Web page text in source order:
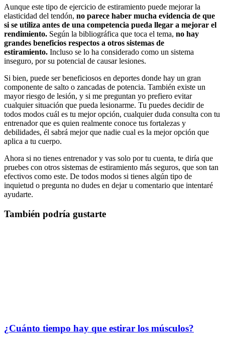
Aunque este tipo de ejercicio de estiramiento puede mejorar la
elasticidad del tendón, no parece haber mucha evidencia de que
si se utiliza antes de una competencia pueda llegar a mejorar el
rendimiento. Según la bibliográfica que toca el tema, no hay
grandes beneficios respectos a otros sistemas de
estiramiento. Incluso se lo ha considerado como un sistema
inseguro, por su potencial de causar lesiones.
Si bien, puede ser beneficiosos en deportes donde hay un gran
componente de salto o zancadas de potencia. También existe un
mayor riesgo de lesión, y si me preguntan yo prefiero evitar
cualquier situación que pueda lesionarme. Tu puedes decidir de
todos modos cuál es tu mejor opción, cualquier duda consulta con tu
entrenador que es quien realmente conoce tus fortalezas y
debilidades, él sabrá mejor que nadie cual es la mejor opción que
aplica a tu cuerpo.
Ahora si no tienes entrenador y vas solo por tu cuenta, te diría que
pruebes con otros sistemas de estiramiento más seguros, que son tan
efectivos como este. De todos modos si tienes algún tipo de
inquietud o pregunta no dudes en dejar u comentario que intentaré
ayudarte.
También podría gustarte
¿Cuánto tiempo hay que estirar los músculos?